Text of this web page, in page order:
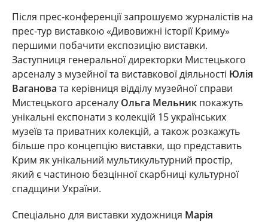
Після прес-конференції запрошуємо журналістів на
прес-тур виставкою «Дивовижні історії Криму»
першими побачити експозицію виставки.
Заступниця генеральної директорки Мистецького
арсеналу з музейної та виставкової діяльності Юлія
Ваганова та керівниця відділу музейної справи
Мистецького арсеналу Ольга Мельник покажуть
унікальні експонати з колекцій 15 українських
музеїв та приватних колекцій, а також розкажуть
більше про концепцію виставки, що представить
Крим як унікальний мультикультурний простір,
який є частиною безцінної скарбниці культурної
спадщини України.
Спеціально для виставки художниця Марія